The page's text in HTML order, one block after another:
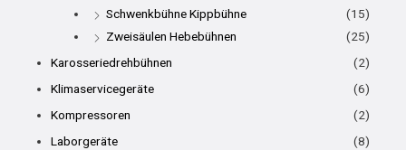
Schwenkbühne Kippbühne
(15)
Zweisäulen Hebebühnen
(25)
Karosseriedrehbühnen
(2)
Klimaservicegeräte
(6)
Kompressoren
(2)
Laborgeräte
(8)